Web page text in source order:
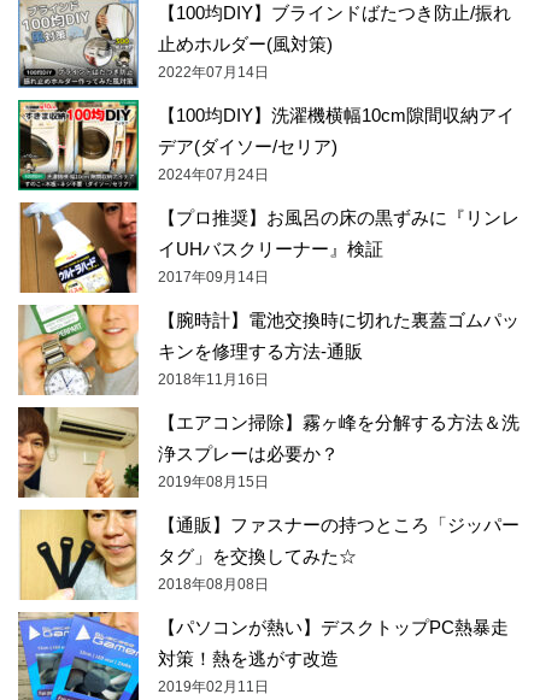
【100均DIY】ブラインドばたつき防止/振れ
止めホルダー(風対策)
2022年07月14日
【100均DIY】洗濯機横幅10cm隙間収納アイ
デア(ダイソー/セリア)
2024年07月24日
【プロ推奨】お風呂の床の黒ずみに『リンレ
イUHバスクリーナー』検証
2017年09月14日
【腕時計】電池交換時に切れた裏蓋ゴムパッ
キンを修理する方法-通販
2018年11月16日
【エアコン掃除】霧ヶ峰を分解する方法＆洗
浄スプレーは必要か？
2019年08月15日
【通販】ファスナーの持つところ「ジッパー
タグ」を交換してみた☆
2018年08月08日
【パソコンが熱い】デスクトップPC熱暴走
対策！熱を逃がす改造
2019年02月11日